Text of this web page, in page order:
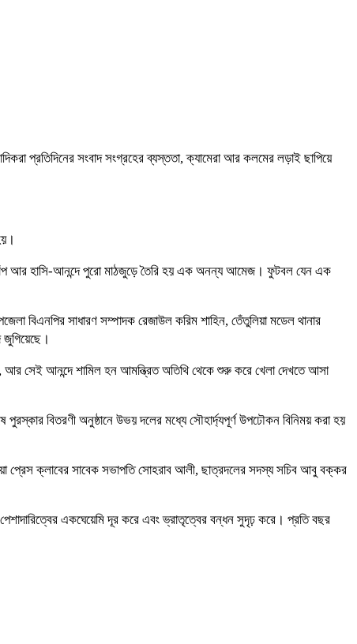
প্রতিদিনের সংবাদ সংগ্রহের ব্যস্ততা, ক্যামেরা আর কলমের লড়াই ছাপিয়ে
আর হাসি-আনন্দে পুরো মাঠজুড়ে তৈরি হয় এক অনন্য আমেজ। ফুটবল যেন এক
বিএনপির সাধারণ সম্পাদক রেজাউল করিম শাহিন, তেঁতুলিয়া মডেল থানার
জুগিয়েছে।
সেই আনন্দে শামিল হন আমন্ত্রিত অতিথি থেকে শুরু করে খেলা দেখতে আসা
বিতরণী অনুষ্ঠানে উভয় দলের মধ্যে সৌহার্দ্যপূর্ণ উপঢৌকন বিনিময় করা হয়
প্রেস ক্লাবের সাবেক সভাপতি সোহরাব আলী, ছাত্রদলের সদস্য সচিব আবু বক্কর
একঘেয়েমি দূর করে এবং ভ্রাতৃত্বের বন্ধন সুদৃঢ় করে। প্রতি বছর